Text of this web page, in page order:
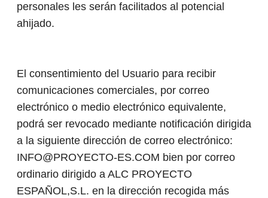
personales les serán facilitados al potencial
ahijado.
El consentimiento del Usuario para recibir
comunicaciones comerciales, por correo
electrónico o medio electrónico equivalente,
podrá ser revocado mediante notificación dirigida
a la siguiente dirección de correo electrónico:
INFO@PROYECTO-ES.COM bien por correo
ordinario dirigido a ALC PROYECTO
ESPAÑOL,S.L. en la dirección recogida más